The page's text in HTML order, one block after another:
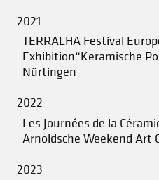
2021
TERRALHA Festival
Exhibition“Keramische
Nürtingen
2022
Les Journées de la
Arnoldsche Weekend Art
2023